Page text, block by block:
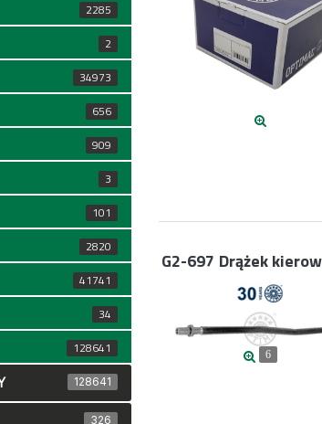
G2-697 Drążek
6
2285
2
34973
656
909
3
101
2820
41741
34
128641
128641
326